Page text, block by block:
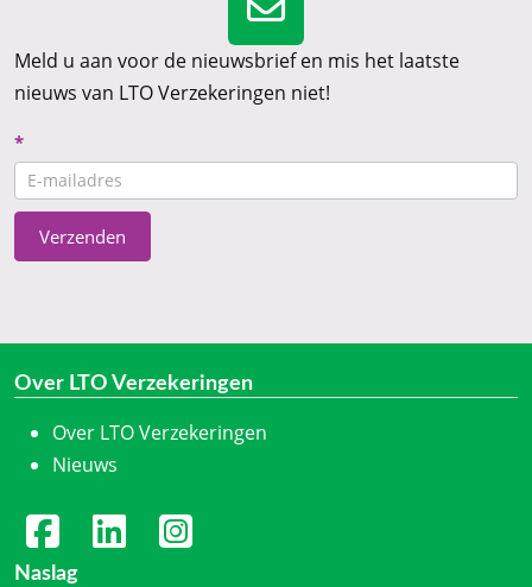
Meld u aan voor de nieuwsbrief en mis het laatste
nieuws van LTO Verzekeringen niet!
Nieuwsbrief
CTA
*
Verzenden
Over LTO Verzekeringen
Over LTO Verzekeringen
Nieuws
Naslag